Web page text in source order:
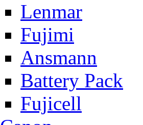
Lenmar
Fujimi
Ansmann
Battery Pack
Fujicell